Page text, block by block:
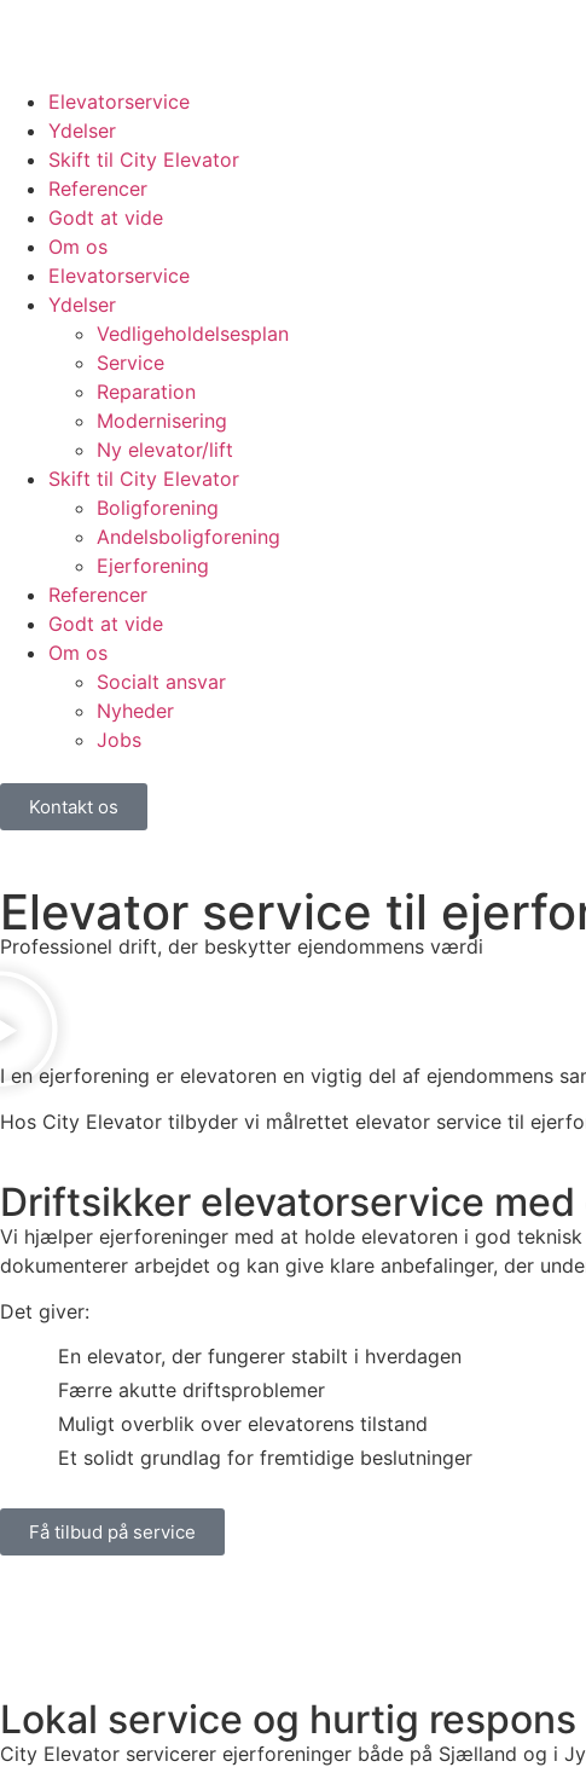
Elevatorservice
Ydelser
Skift til City Elevator
Referencer
Godt at vide
Om os
Elevatorservice
Ydelser
Vedligeholdelsesplan
Service
Reparation
Modernisering
Ny elevator/lift
Skift til City Elevator
Boligforening
Andelsboligforening
Ejerforening
Referencer
Godt at vide
Om os
Socialt ansvar
Nyheder
Jobs
Kontakt os
Elevator service til
Professionel drift, der beskytter ejendommens værdi
I en ejerforening er elevatoren en vigtig del af ejendommens
Hos City Elevator tilbyder vi målrettet elevator service til
Driftsikker elevatorservice med
Vi hjælper ejerforeninger med at holde elevatoren i god
dokumenterer arbejdet og kan give klare anbefalinger, der
Det giver:
En elevator, der fungerer stabilt i hverdagen
Færre akutte driftsproblemer
Muligt overblik over elevatorens tilstand
Et solidt grundlag for fremtidige beslutninger
Få tilbud på service
Lokal service og hurtig respons
City Elevator servicerer ejerforeninger både på Sjælland og i